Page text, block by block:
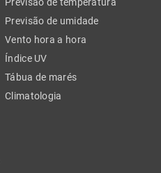
Previsão de umidade
Vento hora a hora
Índice UV
Tábua de marés
Climatologia